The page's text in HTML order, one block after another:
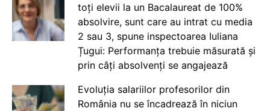
toți elevii la un Bacalaureat de 100%
absolvire, sunt care au intrat cu media
2 sau 3, spune inspectoarea Iuliana
Țugui: Performanța trebuie măsurată și
prin câți absolvenți se angajează
Evoluția salariilor profesorilor din
România nu se încadrează în niciun